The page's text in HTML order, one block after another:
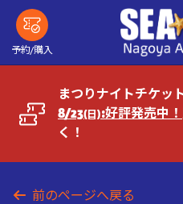
ン
コ
へ
予約/購入
まつりナイトチケッ
8/23(日):好評発売中！
く！
前のページへ戻る